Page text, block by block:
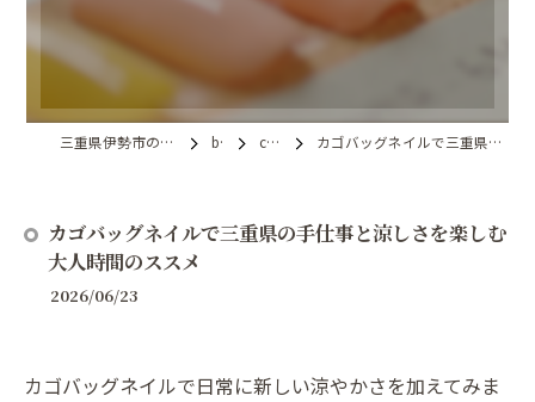
三重県伊勢市のネイルならnail salon grow blog column カゴバッグネイルで三重県の手仕事と涼しさを楽しむ大人時間のススメ
カゴバッグネイルで三重県の手仕事と涼しさを楽しむ
大人時間のススメ
2026/06/23
カゴバッグネイルで日常に新しい涼やかさを加えてみま